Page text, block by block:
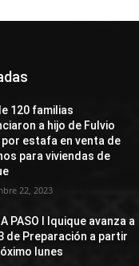
120 familias
a hijo de Fulvio
por estafa en venta de
para viviendas de
22, 2023
A PASO I Iquique avanza a
de Preparación a partir
lunes